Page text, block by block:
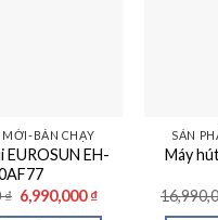
MỚI-BÁN CHẠY
EUROSUN EH-
₫ Giá
gốc
6,990,000₫Giá
SẢN
Máy